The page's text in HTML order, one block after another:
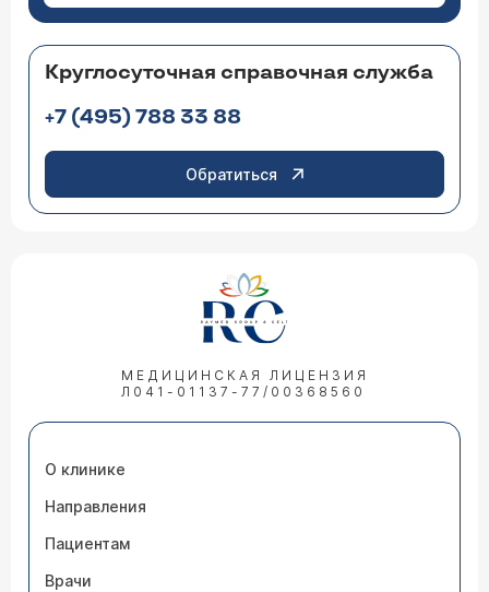
Круглосуточная справочная служба
+7 (495) 788 33 88
Обратиться
МЕДИЦИНСКАЯ ЛИЦЕНЗИЯ
Л041-01137-77/00368560
О клинике
Направления
Пациентам
Врачи